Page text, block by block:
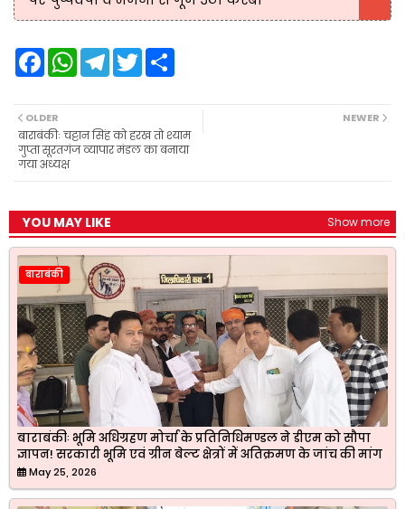
F
a
b
o
o
k
W
A
p
p
T
e
r
a
m
T
w
e
r
NEWER
OLDER
बाराबंकीः चट्टान सिंह को हरख तो श्याम
गुप्ता सूरतगंज व्यापार मंडल का बनाया
गया अध्यक्ष
YOU MAY LIKE Show more
बाराबंकी
बाराबंकीः भूमि अधिग्रहण मोर्चा के प्रतिनिधिमण्डल ने डीएम को सौपा
ज्ञापन! सरकारी भूमि एवं ग्रीन बेल्ट क्षेत्रों में अतिक्रमण के जांच की मांग
May 25, 2026